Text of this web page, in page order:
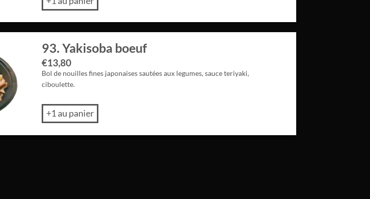
93. Yakisoba boeuf
€13,80
Bol de nouilles fines japonaises sautées aux legumes, sauce teriyaki,
ciboulette.
+1 au panier